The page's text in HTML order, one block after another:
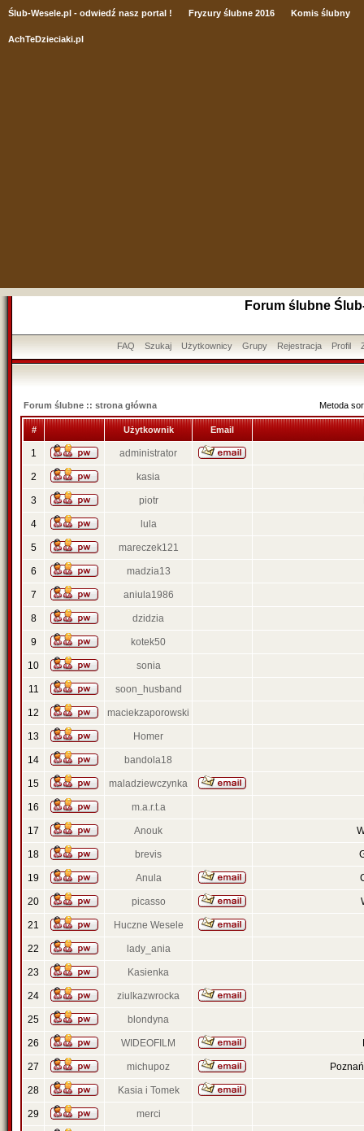
Ślub-Wesele.pl - odwiedź nasz portal ! Fryzury ślubne 2016 Komis ślubny
AchTeDzieciaki.pl
Forum ślubne
FAQ Szukaj Użytkownicy Grupy Rejestracja Profil
Forum ślubne :: strona główna Metoda
# Użytkownik Email
1 administrator
2 kasia
3 piotr
4 lula
5 mareczek121
6 madzia13
7 aniula1986
8 dzidzia
9 kotek50
10 sonia
11 soon_husband
12 maciekzaporowski
13 Homer
14 bandola18
15 maladziewczynka
16 m.a.r.t.a
17 Anouk
18 brevis
19 Anula
20 picasso
21 Huczne Wesele
22 lady_ania
23 Kasienka
24 ziulkazwrocka
25 blondyna
26 WIDEOFILM
27 michupoz
28 Kasia i Tomek
29 merci